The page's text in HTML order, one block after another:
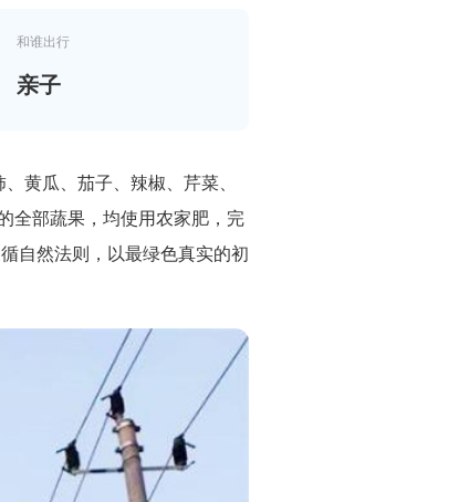
和谁出行
亲子
黄瓜、茄子、辣椒、芹菜、
全部蔬果，均使用农家肥，完
自然法则，以最绿色真实的初